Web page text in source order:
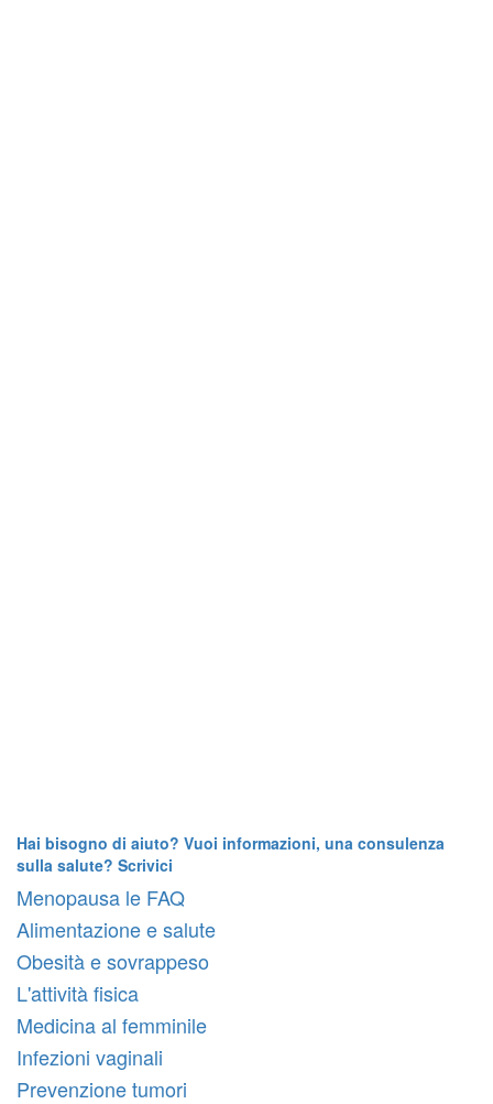
Hai bisogno di aiuto? Vuoi informazioni, una consulenza
sulla salute? Scrivici
Menopausa le FAQ
Alimentazione e salute
Obesità e sovrappeso
L'attività fisica
Medicina al femminile
Infezioni vaginali
Prevenzione tumori